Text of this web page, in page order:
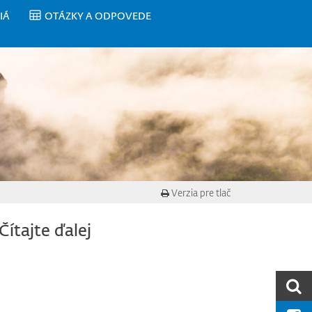
OTÁZKY A ODPOVEDE
Verzia pre tlač
ďalej